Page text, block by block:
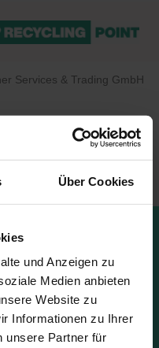
Über Cookies
und Anzeigen zu
Medien anbieten
Website zu
Informationen zu Ihrer
unsere Partner für
Services & Trading GmbH